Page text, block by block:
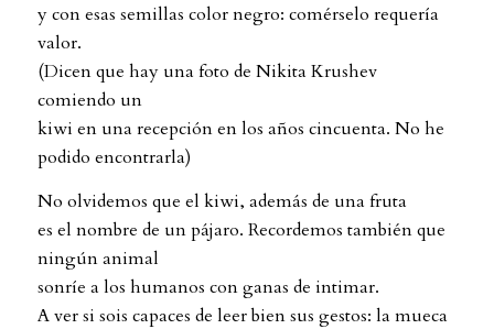
y con esas semillas color negro: comérselo requería
valor.
(Dicen que hay una foto de Nikita Krushev
comiendo un
kiwi en una recepción en los años cincuenta. No he
podido encontrarla)
No olvidemos que el kiwi, además de una fruta
es el nombre de un pájaro. Recordemos también que
ningún animal
sonríe a los humanos con ganas de intimar.
A ver si sois capaces de leer bien sus gestos: la mueca